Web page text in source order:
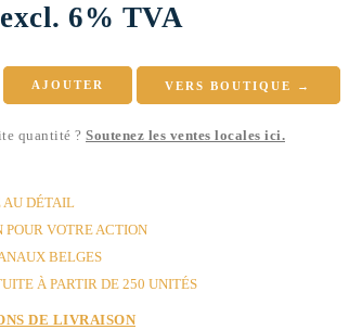
excl. 6% TVA
AJOUTER VERS BOUTIQUE →
quantité ? Soutenez les ventes locales ici.
AU DÉTAIL
POUR VOTRE ACTION
BELGES
À PARTIR DE 250 UNITÉS
DE LIVRAISON